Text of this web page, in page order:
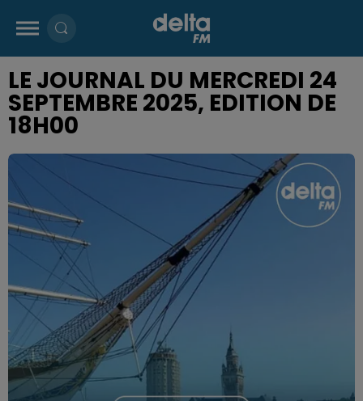
LE JOURNAL DU MERCREDI 24
SEPTEMBRE 2025, EDITION DE
18H00